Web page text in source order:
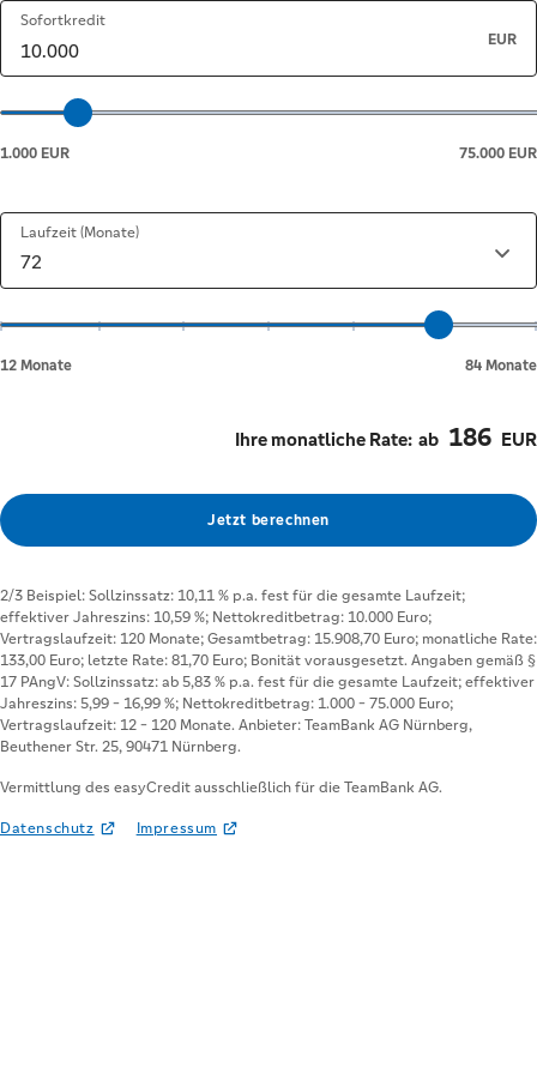
Vermittlung des easyCredit ausschließlich für die TeamBank AG.
Datenschutz Impressum